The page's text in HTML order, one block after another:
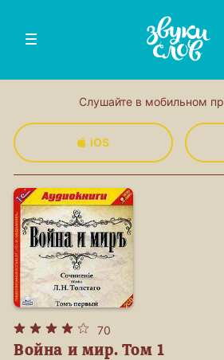
Слушайте в мобильном
iOS
70
Война и мир. Том 1